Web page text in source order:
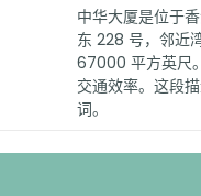
中华大厦是位于
东 228 号，邻近
67000 平方英尺
交通效率。这段
词。